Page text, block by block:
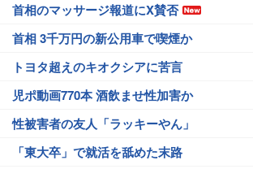
首相のマッサージ報道にX賛否
首相 3千万円の新公用車で喫煙か
トヨタ超えのキオクシアに苦言
児ポ動画770本 酒飲ませ性加害か
性被害者の友人「ラッキーやん」
「東大卒」で就活を舐めた末路